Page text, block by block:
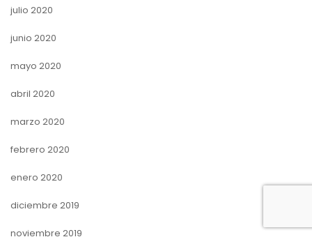
julio 2020
junio 2020
mayo 2020
abril 2020
marzo 2020
febrero 2020
enero 2020
diciembre 2019
noviembre 2019